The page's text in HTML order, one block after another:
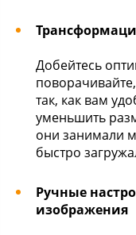
Добейтесь
так, как вам
уменьшить
они занимали
быстро
Ручные
изображения